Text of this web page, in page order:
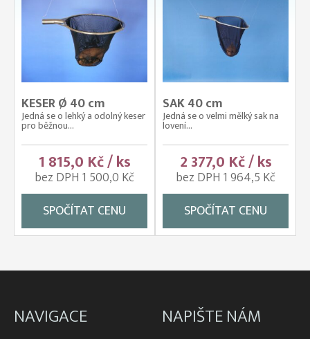
KESER Ø 40 cm
Jedná se o lehký a odolný keser
pro běžnou...
1 815,0 Kč / ks
bez DPH 1 500,0 Kč
SPOČÍTAT CENU
SAK 40 cm
Jedná se o velmi mělký sak na
lovení...
2 377,0 Kč / ks
bez DPH 1 964,5 Kč
SPOČÍTAT CENU
NAVIGACE NAPIŠTE NÁM